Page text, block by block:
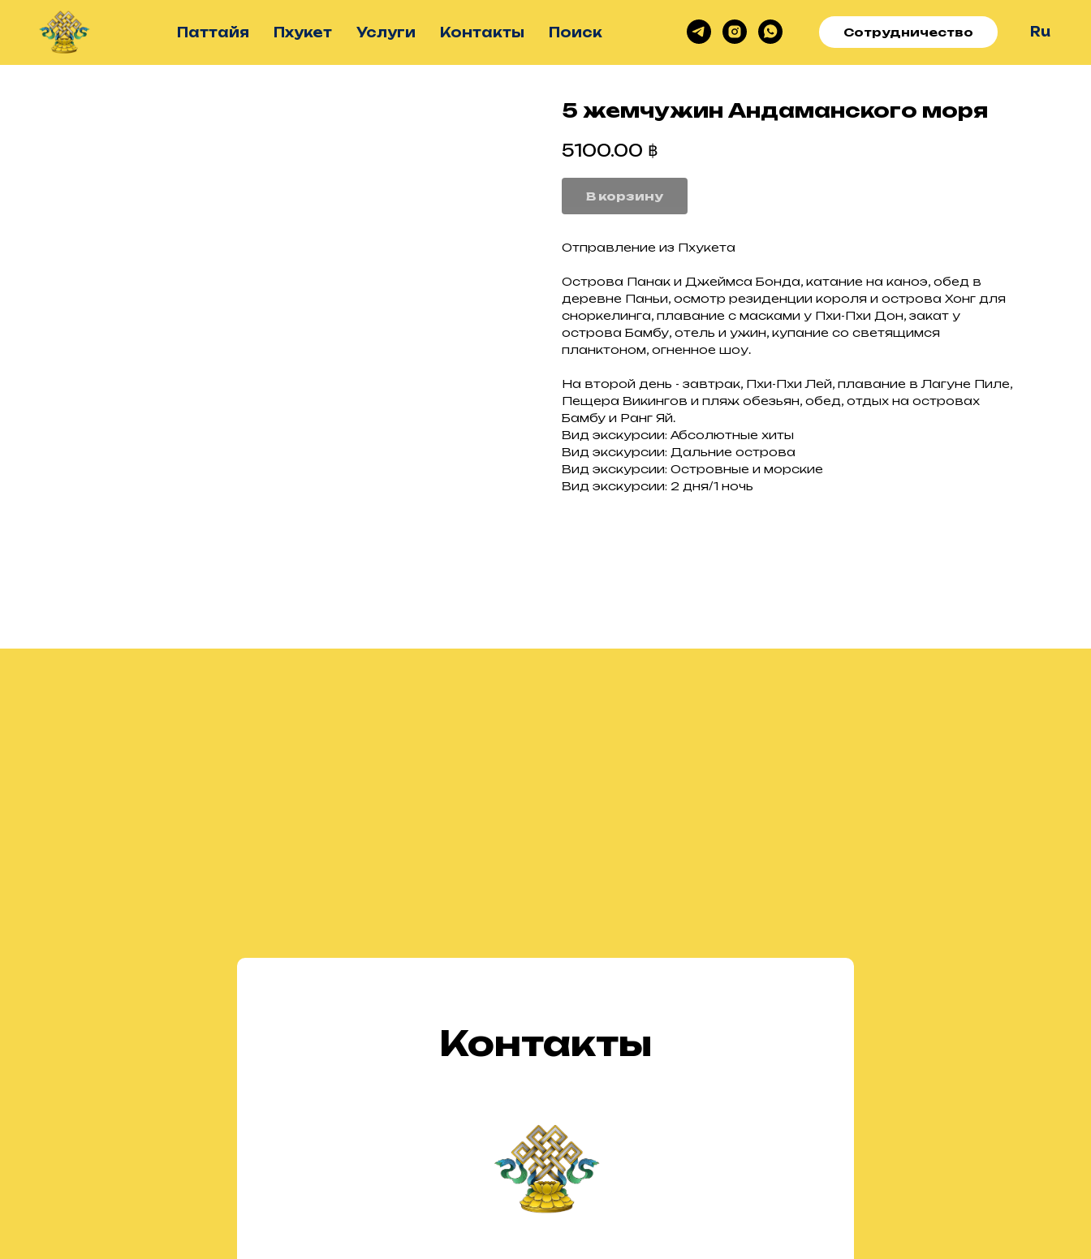
Паттайя Пхукет Услуги Контакты Поиск Сотрудничество Ru
5 жемчужин Андаманского моря
5100.00 ฿
В корзину
Отправление из Пхукета
Острова Панак и Джеймса Бонда, катание на каноэ, обед в
деревне Паньи, осмотр резиденции короля и острова Хонг для
сноркелинга, плавание с масками у Пхи-Пхи Дон, закат у
острова Бамбу, отель и ужин, купание со светящимся
планктоном, огненное шоу.
На второй день - завтрак, Пхи-Пхи Лей, плавание в Лагуне Пиле,
Пещера Викингов и пляж обезьян, обед, отдых на островах
Бамбу и Ранг Яй.
Вид экскурсии: Абсолютные хиты
Вид экскурсии: Дальние острова
Вид экскурсии: Островные и морские
Вид экскурсии: 2 дня/1 ночь
Контакты